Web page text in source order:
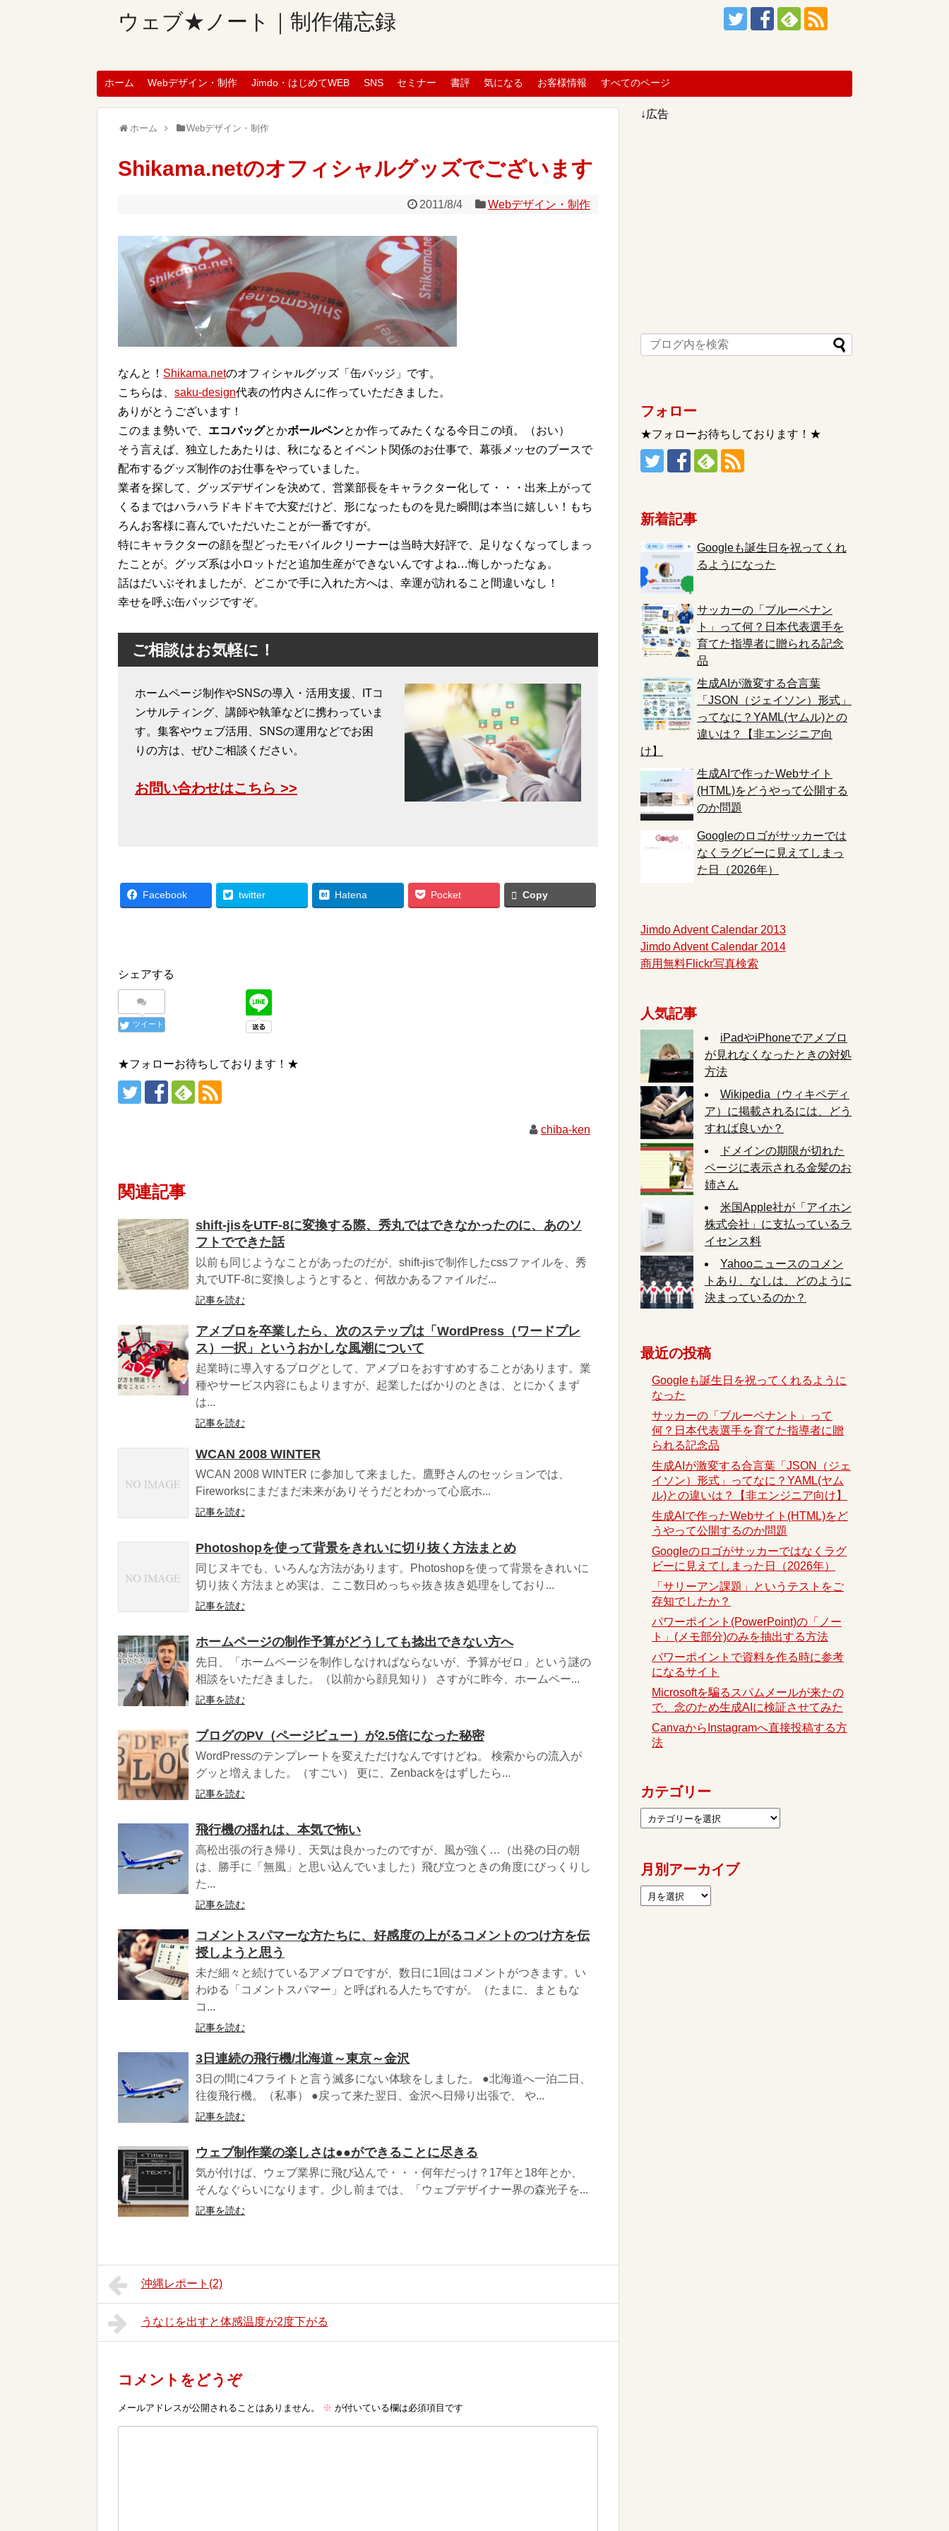
ウェブ★ノート｜制作備忘録
ホーム Webデザイン・制作 Jimdo・はじめてWEB SNS セミナー 書評 気になる お客様情報 すべてのページ
ホーム Webデザイン・制作
Shikama.netのオフィシャルグッズでございます
2011/8/4 Webデザイン・制作
なんと！ Shikama.netのオフィシャルグッズ「缶バッジ」です。
こちらは、 saku-design代表の竹内さんに作っていただきました。
ありがとうございます！
このまま勢いで、 エコバッグとかボールペンとか作ってみたくなる今日この頃。（おい）
そう言えば、独立したあたりは、秋になるとイベント関係のお仕事で、幕張メッセのブースで
配布するグッズ制作のお仕事をやっていました。
業者を探して、グッズデザインを決めて、営業部長をキャラクター化して・・・出来上がって
くるまではハラハラドキドキで大変だけど、形になったものを見た瞬間は本当に嬉しい！もち
ろんお客様に喜んでいただいたことが一番ですが。
特にキャラクターの顔を型どったモバイルクリーナーは当時大好評で、足りなくなってしまっ
たことが。グッズ系は小ロットだと追加生産ができないんですよね…悔しかったなぁ。
話はだいぶそれましたが、どこかで手に入れた方へは、幸運が訪れること間違いなし！
幸せを呼ぶ缶バッジですぞ。
ご相談はお気軽に！
ホームページ制作やSNSの導入・活用支援、ITコ
ンサルティング、講師や執筆などに携わっていま
す。集客やウェブ活用、SNSの運用などでお困
りの方は、ぜひご相談ください。
お問い合わせはこちら >>
Facebook twitter Hatena Pocket Copy
シェアする
ツイート
★フォローお待ちしております！★
chiba-ken
関連記事
shift-jisをUTF-8に変換する際、秀丸ではできなかったのに、あのソ
フトでできた話
以前も同じようなことがあったのだが、shift-jisで制作したcssファイルを、秀
丸でUTF-8に変換しようとすると、何故かあるファイルだ...
記事を読む
アメブロを卒業したら、次のステップは「WordPress（ワードプレ
ス）一択」というおかしな風潮について
起業時に導入するブログとして、アメブロをおすすめすることがあります。業
種やサービス内容にもよりますが、起業したばかりのときは、とにかくまず
は...
記事を読む
WCAN 2008 WINTER
WCAN 2008 WINTER に参加して来ました。鷹野さんのセッションでは、
Fireworksにまだまだ未来がありそうだとわかって心底ホ...
記事を読む
Photoshopを使って背景をきれいに切り抜く方法まとめ
同じヌキでも、いろんな方法があります。Photoshopを使って背景をきれいに
切り抜く方法まとめ実は、ここ数日めっちゃ抜き抜き処理をしており...
記事を読む
ホームページの制作予算がどうしても捻出できない方へ
先日、「ホームページを制作しなければならないが、予算がゼロ」という謎の
相談をいただきました。（以前から顔見知り） さすがに昨今、ホームペー...
記事を読む
ブログのPV（ページビュー）が2.5倍になった秘密
WordPressのテンプレートを変えただけなんですけどね。 検索からの流入が
グッと増えました。（すごい） 更に、Zenbackをはずしたら...
記事を読む
飛行機の揺れは、本気で怖い
高松出張の行き帰り、天気は良かったのですが、風が強く…（出発の日の朝
は、勝手に「無風」と思い込んでいました）飛び立つときの角度にびっくりし
た...
記事を読む
コメントスパマーな方たちに、好感度の上がるコメントのつけ方を伝
授しようと思う
未だ細々と続けているアメブロですが、数日に1回はコメントがつきます。い
わゆる「コメントスパマー」と呼ばれる人たちですが。（たまに、まともな
コ...
記事を読む
3日連続の飛行機/北海道～東京～金沢
3日の間に4フライトと言う滅多にない体験をしました。 ●北海道へ一泊二日、
往復飛行機。（私事） ●戻って来た翌日、金沢へ日帰り出張で、 や...
記事を読む
ウェブ制作業の楽しさは●●ができることに尽きる
気が付けば、ウェブ業界に飛び込んで・・・何年だっけ？17年と18年とか、
そんなぐらいになります。少し前までは、「ウェブデザイナー界の森光子を...
記事を読む
沖縄レポート(2)
うなじを出すと体感温度が2度下がる
コメントをどうぞ
メールアドレスが公開されることはありません。 ※ が付いている欄は必須項目です
↓広告
フォロー
★フォローお待ちしております！★
新着記事
Googleも誕生日を祝ってくれ
るようになった
サッカーの「ブルーペナン
ト」って何？日本代表選手を
育てた指導者に贈られる記念
品
生成AIが激変する合言葉
「JSON（ジェイソン）形式」
ってなに？YAML(ヤムル)との
違いは？【非エンジニア向
け】
生成AIで作ったWebサイト
(HTML)をどうやって公開する
のか問題
Googleのロゴがサッカーでは
なくラグビーに見えてしまっ
た日（2026年）
Jimdo Advent Calendar 2013
Jimdo Advent Calendar 2014
商用無料Flickr写真検索
人気記事
iPadやiPhoneでアメブロ
が見れなくなったときの対処
方法
Wikipedia（ウィキペディ
ア）に掲載されるには、どう
すれば良いか？
ドメインの期限が切れた
ページに表示される金髪のお
姉さん
米国Apple社が「アイホン
株式会社」に支払っているラ
イセンス料
Yahooニュースのコメン
トあり、なしは、どのように
決まっているのか？
最近の投稿
Googleも誕生日を祝ってくれるように
なった
サッカーの「ブルーペナント」って
何？日本代表選手を育てた指導者に贈
られる記念品
生成AIが激変する合言葉「JSON（ジェ
イソン）形式」ってなに？YAML(ヤム
ル)との違いは？【非エンジニア向け】
生成AIで作ったWebサイト(HTML)をど
うやって公開するのか問題
Googleのロゴがサッカーではなくラグ
ビーに見えてしまった日（2026年）
「サリーアン課題」というテストをご
存知でしたか？
パワーポイント(PowerPoint)の「ノー
ト」(メモ部分)のみを抽出する方法
パワーポイントで資料を作る時に参考
になるサイト
Microsoftを騙るスパムメールが来たの
で、念のため生成AIに検証させてみた
CanvaからInstagramへ直接投稿する方
法
カテゴリー
月別アーカイブ